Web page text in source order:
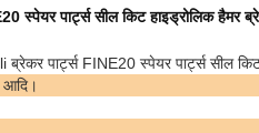
स्पेयर पार्ट्स सील किट हाइड्रोलिक हैमर
पार्ट्स FINE20 स्पेयर पार्ट्स सील
आदि।